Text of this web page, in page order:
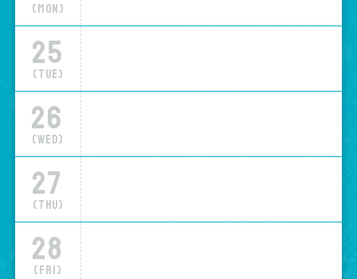
(Mon)
25
(Tue)
26
(Wed)
27
(Thu)
28
(Fri)